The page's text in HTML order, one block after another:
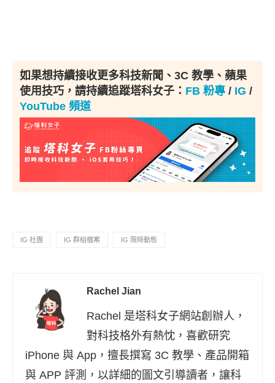
如果想持續接收更多科技新聞、3C 教學、蘋果
使用技巧，請持續追蹤塔科女子： FB 粉專 / IG /
YouTube 頻道
IG 社團 IG 群組檔案 IG 限時動態
Rachel Jian
Rachel 是塔科女子網站創辦人，
對科技格外有熱忱，喜歡研究
iPhone 與 App，擅長撰寫 3C 教學、產品開箱
與 APP 評測，以詳細的圖文引導讀者，讓科